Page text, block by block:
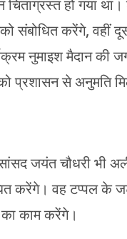
चिंताग्रस्त हो गया
संबोधित करेंगे, वहीं
नुमाइश मैदान की
प्रशासन से अनुमति
जयंत चौधरी भी
करेंगे। वह टप्पल के
काम करेंगे।